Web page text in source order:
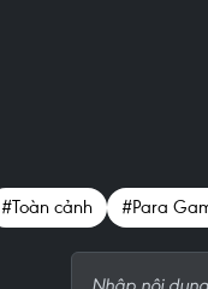
#Toàn cảnh #Para